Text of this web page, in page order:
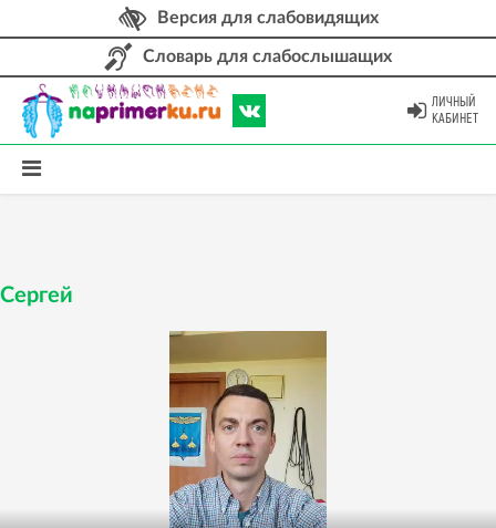
Версия для слабовидящих
Словарь для слабослышащих
ЛИЧНЫЙ
КАБИНЕТ
Сергей